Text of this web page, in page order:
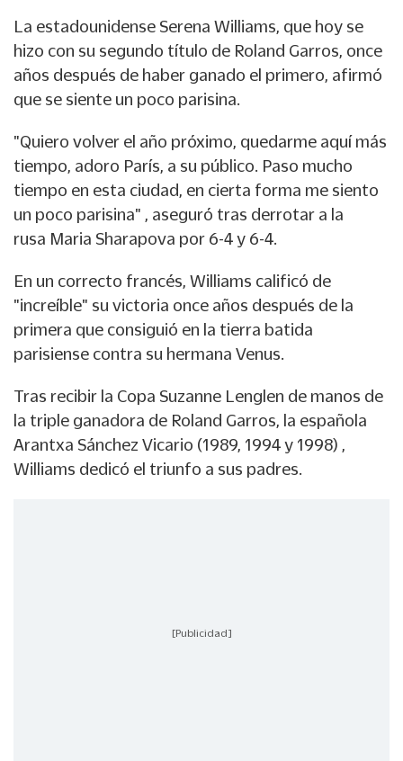
La estadounidense Serena Williams, que hoy se
hizo con su segundo título de Roland Garros, once
años después de haber ganado el primero, afirmó
que se siente un poco parisina.
"Quiero volver el año próximo, quedarme aquí más
tiempo, adoro París, a su público. Paso mucho
tiempo en esta ciudad, en cierta forma me siento
un poco parisina" , aseguró tras derrotar a la
rusa Maria Sharapova por 6-4 y 6-4.
En un correcto francés, Williams calificó de
"increíble" su victoria once años después de la
primera que consiguió en la tierra batida
parisiense contra su hermana Venus.
Tras recibir la Copa Suzanne Lenglen de manos de
la triple ganadora de Roland Garros, la española
Arantxa Sánchez Vicario (1989, 1994 y 1998) ,
Williams dedicó el triunfo a sus padres.
[Publicidad]